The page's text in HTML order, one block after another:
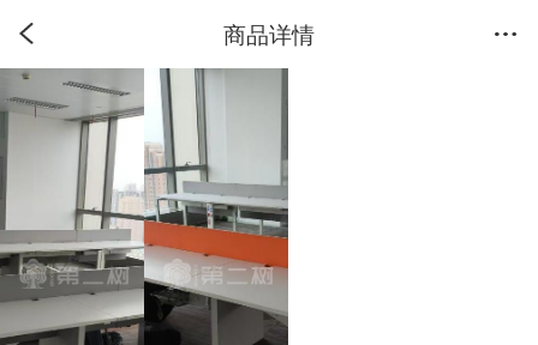
商品详情